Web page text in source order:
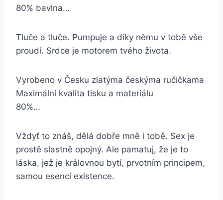
80% bavlna…
Tluče a tluče. Pumpuje a díky němu v tobě vše
proudí. Srdce je motorem tvého života.
Vyrobeno v Česku zlatýma českýma ručičkama
Maximální kvalita tisku a materiálu
80%…
Vždyť to znáš, dělá dobře mně i tobě. Sex je
prostě slastně opojný. Ale pamatuj, že je to
láska, jež je královnou bytí, prvotním principem,
samou esencí existence.